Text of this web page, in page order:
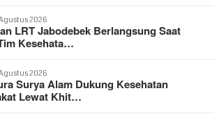
2026
LRT Jabodebek Berlangsung Saat
Kesehata…
2026
Surya Alam Dukung Kesehatan
Lewat Khit…